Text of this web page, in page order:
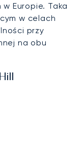
Europie. Taka
w celach
przy
na obu